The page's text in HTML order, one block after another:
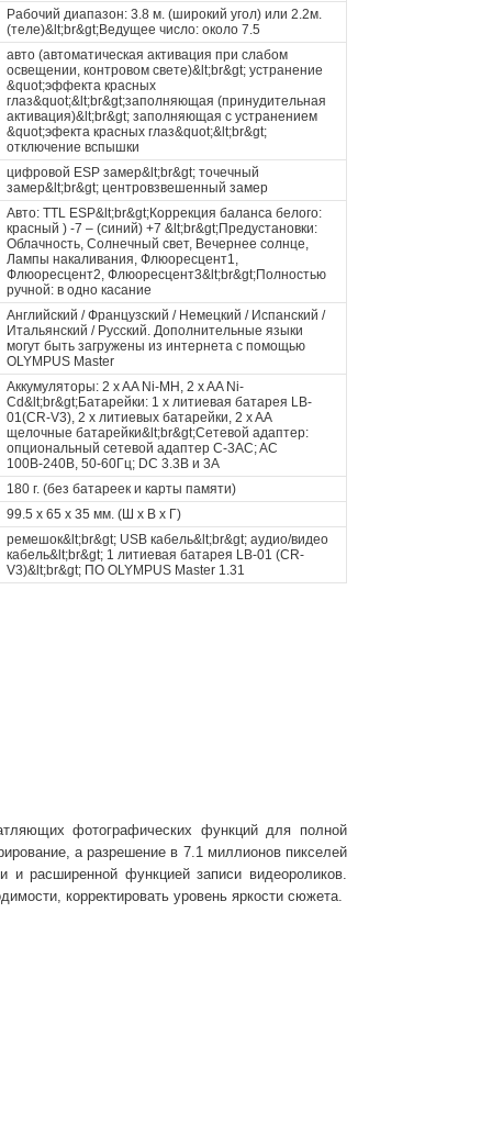
Рабочий диапазон: 3.8 м. (широкий угол) или 2.2м.
(теле)&lt;br&gt;Ведущее число: около 7.5
авто (автоматическая активация при слабом
освещении, контровом свете)&lt;br&gt; устранение
&quot;эффекта красных
глаз&quot;&lt;br&gt;заполняющая (принудительная
активация)&lt;br&gt; заполняющая с устранением
&quot;эфекта красных глаз&quot;&lt;br&gt;
отключение вспышки
цифровой ESP замер&lt;br&gt; точечный
замер&lt;br&gt; центровзвешенный замер
Авто: TTL ESP&lt;br&gt;Коррекция баланса белого:
красный ) -7 – (синий) +7 &lt;br&gt;Предустановки:
Облачность, Солнечный свет, Вечернее солнце,
Лампы накаливания, Флюоресцент1,
Флюоресцент2, Флюоресцент3&lt;br&gt;Полностью
ручной: в одно касание
Английский / Французский / Немецкий / Испанский /
Итальянский / Русский. Дополнительные языки
могут быть загружены из интернета с помощью
OLYMPUS Master
Аккумуляторы: 2 x AA Ni-MH, 2 x AA Ni-
Cd&lt;br&gt;Батарейки: 1 x литиевая батарея LB-
01(CR-V3), 2 x литиевых батарейки, 2 x AA
щелочные батарейки&lt;br&gt;Сетевой адаптер:
опциональный сетевой адаптер C-3AC; AC
100В-240В, 50-60Гц; DC 3.3В и 3A
180 г. (без батареек и карты памяти)
99.5 x 65 x 35 мм. (Ш x В x Г)
ремешок&lt;br&gt; USB кабель&lt;br&gt; аудио/видео
кабель&lt;br&gt; 1 литиевая батарея LB-01 (CR-
V3)&lt;br&gt; ПО OLYMPUS Master 1.31
фотографических функций для полной
а разрешение в 7.1 миллионов пикселей
расширенной функцией записи видеороликов.
корректировать уровень яркости сюжета.